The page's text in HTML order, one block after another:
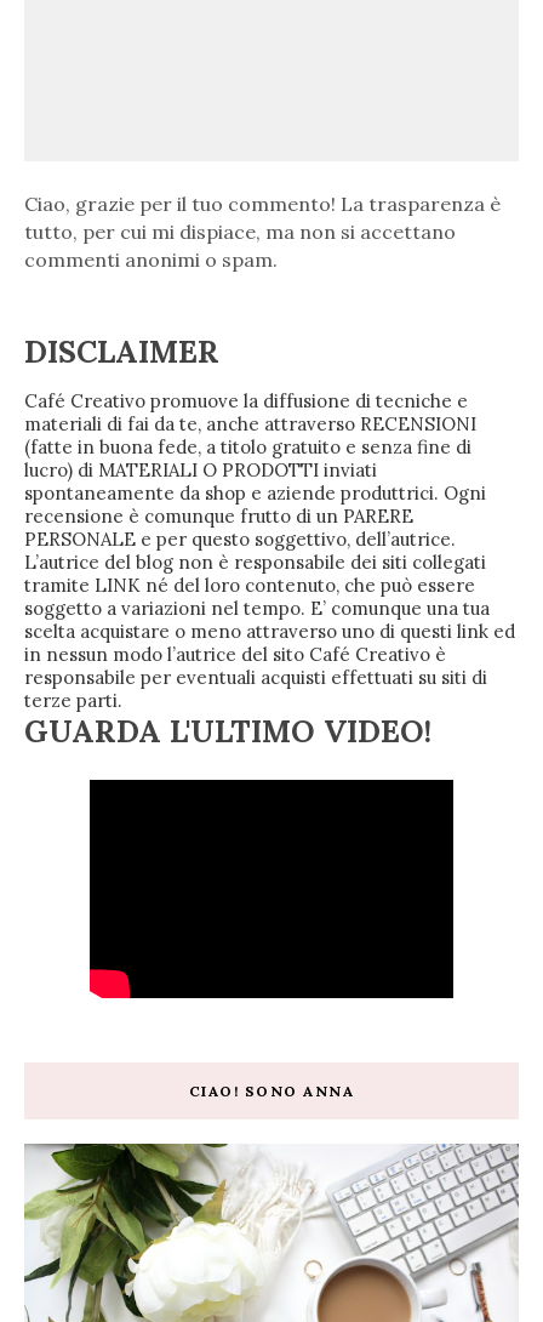
Ciao, grazie per il tuo commento! La trasparenza è
tutto, per cui mi dispiace, ma non si accettano
commenti anonimi o spam.
DISCLAIMER
Café Creativo promuove la diffusione di tecniche e
materiali di fai da te, anche attraverso RECENSIONI
(fatte in buona fede, a titolo gratuito e senza fine di
lucro) di MATERIALI O PRODOTTI inviati
spontaneamente da shop e aziende produttrici. Ogni
recensione è comunque frutto di un PARERE
PERSONALE e per questo soggettivo, dell’autrice.
L’autrice del blog non è responsabile dei siti collegati
tramite LINK né del loro contenuto, che può essere
soggetto a variazioni nel tempo. E’ comunque una tua
scelta acquistare o meno attraverso uno di questi link ed
in nessun modo l’autrice del sito Café Creativo è
responsabile per eventuali acquisti effettuati su siti di
terze parti.
GUARDA L'ULTIMO VIDEO!
CIAO! SONO ANNA